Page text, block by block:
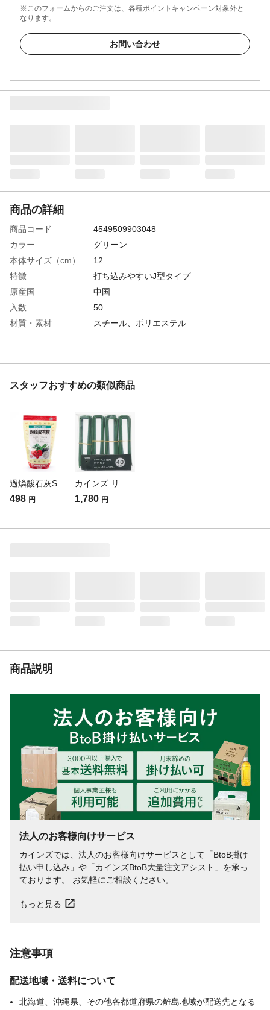
※このフォームからのご注文は、各種ポイントキャンペーン対象外と
なります。
お問い合わせ
商品の詳細
商品コード
4549509903048
カラー
グリーン
本体サイズ（cm）
12
特徴
打ち込みやすいJ型タイプ
原産国
中国
入数
50
材質・素材
スチール、ポリエステル
目安となります
重量
約550g
スタッフおすすめの類似商品
498 円 1,780 円
商品説明
法人のお客様向けサービス
カインズでは、法人のお客様向けサービスとして「BtoB掛け
払い申し込み」や「カインズBtoB大量注文アシスト」を承っ
ております。 お気軽にご相談ください。
もっと見る
注意事項
配送地域・送料について
北海道、沖縄県、その他各都道府県の離島地域が配送先となる